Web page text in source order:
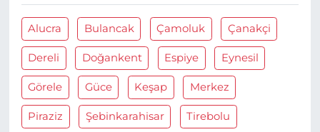
Alucra Bulancak Çamoluk Çanakçi
Dereli Doğankent Espiye Eynesil
Görele Güce Keşap Merkez
Piraziz Şebinkarahisar Tirebolu